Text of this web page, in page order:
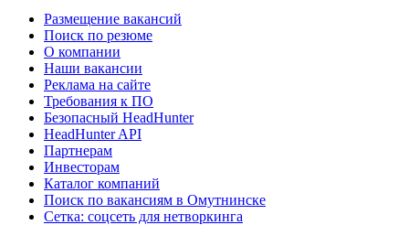
Размещение вакансий
Поиск по резюме
О компании
Наши вакансии
Реклама на сайте
Требования к ПО
Безопасный HeadHunter
HeadHunter API
Партнерам
Инвесторам
Каталог компаний
Поиск по вакансиям в Омутнинске
Сетка: соцсеть для нетворкинга